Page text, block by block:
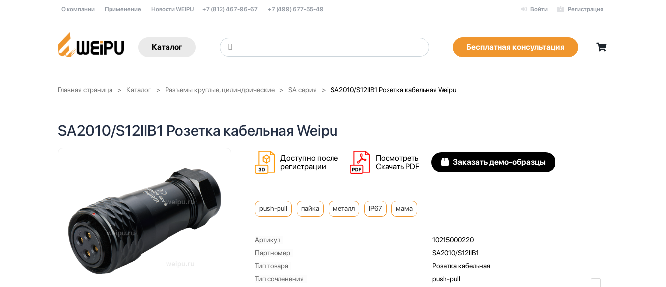
Войти Регистрация
О компании Применение Новости WEIPU +7 (812) 467-96-67 +7 (499) 677-55-49
Каталог Бесплатная консультация
Главная страница Каталог Разъемы круглые, цилиндрические SA серия SA2010/S12IIB1 Розетка кабельная Weipu
SA2010/S12IIB1 Розетка кабельная Weipu
Доступно после
регистрации
Посмотреть
Скачать PDF
Заказать демо-образцы
push-pull пайка металл IP67 мама
Артикул
10215000220
Партномер
SA2010/S12IIB1
Тип товара
Розетка кабельная
Тип сочленения
push-pull